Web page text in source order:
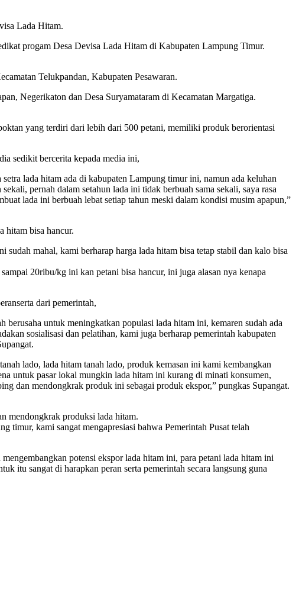
Lada Hitam.
progam Desa Devisa Lada Hitam di Kabupaten Lampung Timur.
Telukpandan, Kabupaten Pesawaran.
Negerikaton dan Desa Suryamataram di Kecamatan Margatiga.
yang terdiri dari lebih dari 500 petani, memiliki produk berorientasi
sedikit bercerita kepada media ini,
lada hitam ada di kabupaten Lampung timur ini, namun ada keluhan
pernah dalam setahun lada ini tidak berbuah sama sekali, saya rasa
lada ini berbuah lebat setiap tahun meski dalam kondisi musim apapun,”
hitam bisa hancur.
mahal, kami berharap harga lada hitam bisa tetap stabil dan kalo bisa
20ribu/kg ini kan petani bisa hancur, ini juga alasan nya kenapa
dari pemerintah,
berusaha untuk meningkatkan populasi lada hitam ini, kemaren sudah ada
sosialisasi dan pelatihan, kami juga berharap pemerintah kabupaten
lado, lada hitam tanah lado, produk kemasan ini kami kembangkan
untuk pasar lokal mungkin lada hitam ini kurang di minati konsumen,
dan mendongkrak produk ini sebagai produk ekspor,” pungkas Supangat.
mendongkrak produksi lada hitam.
timur, kami sangat mengapresiasi bahwa Pemerintah Pusat telah
potensi ekspor lada hitam ini, para petani lada hitam ini
itu sangat di harapkan peran serta pemerintah secara langsung guna